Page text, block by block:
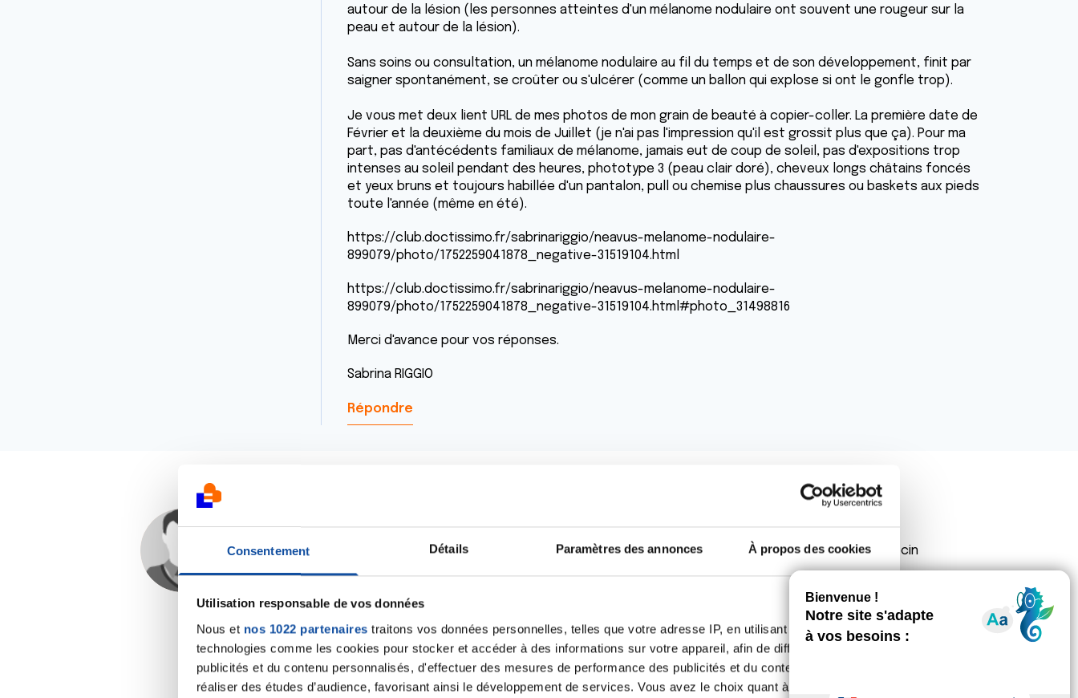
Consentement Détails Paramètres des annonces À propos des cookies
Utilisation responsable de vos données
Nous et nos 1022 partenaires traitons vos données personnelles, telles que votre adresse IP, en utilisant des
technologies comme les cookies pour stocker et accéder à des informations sur votre appareil, afin de diffuser des
publicités et du contenu personnalisés, d'effectuer des mesures de performance des publicités et du contenu, ainsi que de
réaliser des études d’audience, favorisant ainsi le développement de services. Vous avez le choix quant à l'utilisation de
autour de la lésion (les personnes atteintes d'un mélanome nodulaire ont souvent une rougeur sur la
peau et autour de la lésion).
Sans soins ou consultation, un mélanome nodulaire au fil du temps et de son développement, finit par
saigner spontanément, se croûter ou s'ulcérer (comme un ballon qui explose si ont le gonfle trop).
Je vous met deux lient URL de mes photos de mon grain de beauté à copier-coller. La première date de
Février et la deuxième du mois de Juillet (je n'ai pas l'impression qu'il est grossit plus que ça). Pour ma
part, pas d'antécédents familiaux de mélanome, jamais eut de coup de soleil, pas d'expositions trop
intenses au soleil pendant des heures, phototype 3 (peau clair doré), cheveux longs châtains foncés
et yeux bruns et toujours habillée d'un pantalon, pull ou chemise plus chaussures ou baskets aux pieds
toute l'année (même en été).
https://club.doctissimo.fr/sabrinariggio/neavus-melanome-nodulaire-
899079/photo/1752259041878_negative-31519104.html
https://club.doctissimo.fr/sabrinariggio/neavus-melanome-nodulaire-
899079/photo/1752259041878_negative-31519104.html#photo_31498816
Merci d'avance pour vos réponses.
Sabrina RIGGIO
Répondre
Ces deux images ne me semblent pas inquiétantes, je partage l'avis de votre médecin
traitant, mais ce forum n'est pas adapté à de la téléconsultation et je vous
bon de faire réaliser un bilan de sa peau par un dermatologue, lequel en fonction de ses
constatations vous dira dans combien de temps il voudra ensuite vous revoir.
Cordialement
Dr Marceau